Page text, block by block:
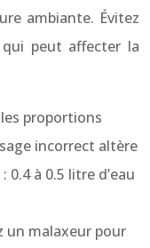
ambiante. Évitez
peut affecter la
proportions
incorrect altère
0.4 à 0.5 litre d’eau
un malaxeur pour